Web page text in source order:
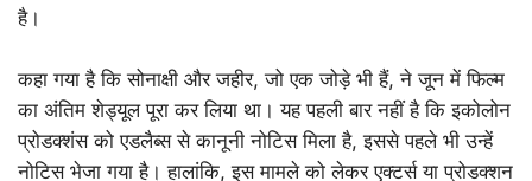
है।
कहा गया है कि सोनाक्षी और जहीर, जो एक जोड़े भी हैं, ने जून में फिल्म
का अंतिम शेड्यूल पूरा कर लिया था। यह पहली बार नहीं है कि इकोलोन
प्रोडक्शंस को एडलैब्स से कानूनी नोटिस मिला है, इससे पहले भी उन्हें
नोटिस भेजा गया है। हालांकि, इस मामले को लेकर एक्टर्स या प्रोडक्शन